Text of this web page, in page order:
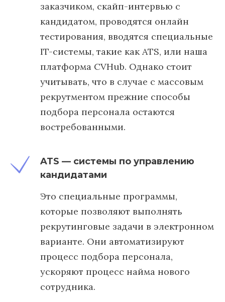
заказчиком, скайп-интервью с
кандидатом, проводятся онлайн
тестирования, вводятся специальные
IT-системы, такие как ATS, или наша
платформа CVHub. Однако стоит
учитывать, что в случае с массовым
рекрутментом прежние способы
подбора персонала остаются
востребованными.
ATS — системы по управлению
кандидатами
Это специальные программы,
которые позволяют выполнять
рекрутинговые задачи в электронном
варианте. Они автоматизируют
процесс подбора персонала,
ускоряют процесс найма нового
сотрудника.